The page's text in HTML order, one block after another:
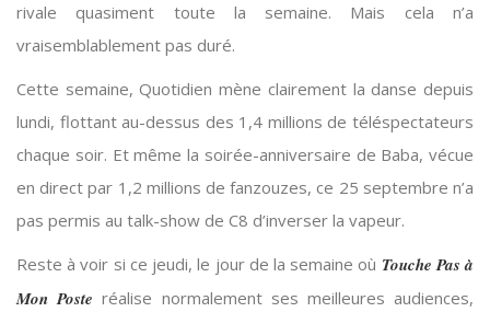
rivale quasiment toute la semaine. Mais cela n’a
vraisemblablement pas duré.
Cette semaine, Quotidien mène clairement la danse depuis
lundi, flottant au-dessus des 1,4 millions de téléspectateurs
chaque soir. Et même la soirée-anniversaire de Baba, vécue
en direct par 1,2 millions de fanzouzes, ce 25 septembre n’a
pas permis au talk-show de C8 d’inverser la vapeur.
Reste à voir si ce jeudi, le jour de la semaine où Touche Pas à
Mon Poste réalise normalement ses meilleures audiences,